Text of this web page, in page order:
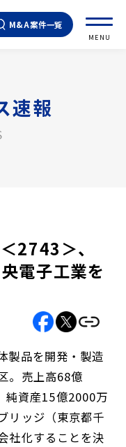
M&A案件一覧
MENU
速報
2743＞、
電子工業を
製品を開発・製造
。売上高68億
純資産15億2000万
リッジ（東京都千
社化することを決